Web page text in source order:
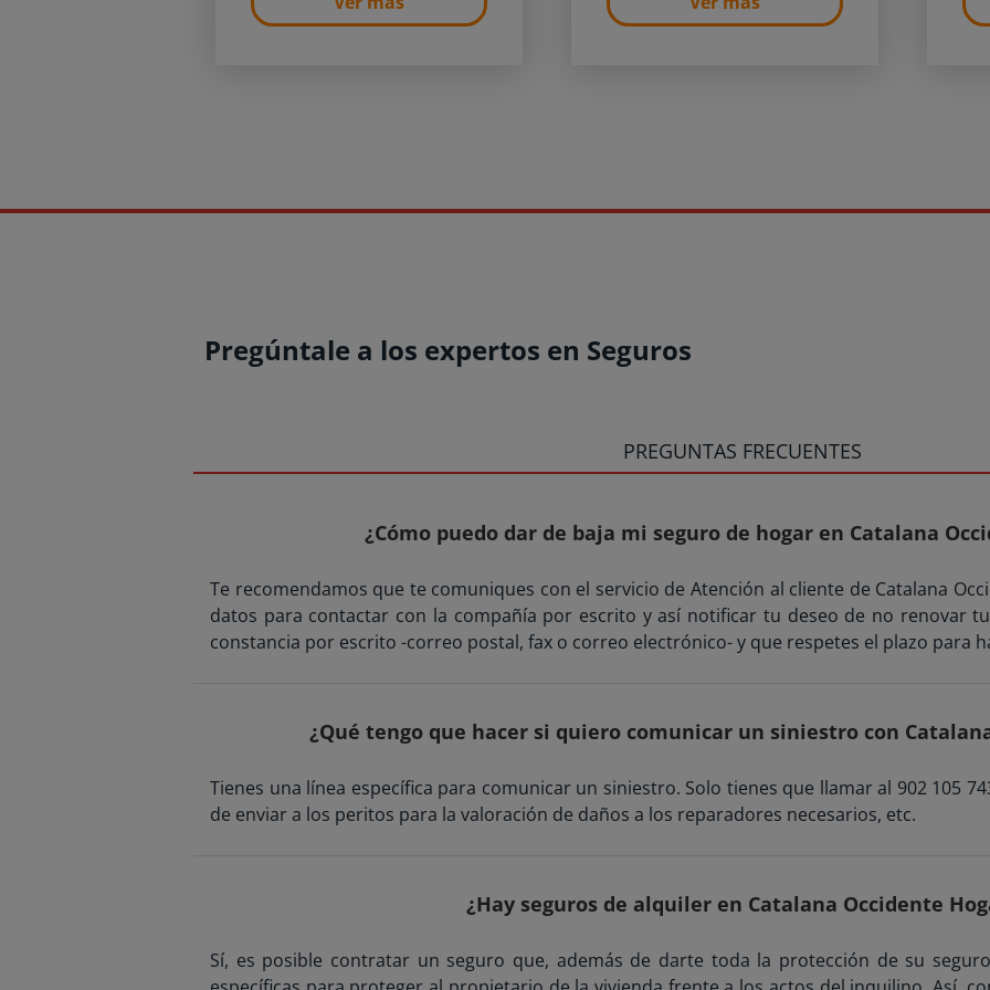
Pregúntale a los expertos en Seguros
PREGUNTAS FRECUENTES
¿Cómo puedo dar de baja mi seguro de hogar en Catalana
Te recomendamos que te comuniques con el servicio de Atención al cliente de Catalana
datos para contactar con la compañía por escrito y así notificar tu deseo de no renovar
constancia por escrito -correo postal, fax o correo electrónico- y que respetes el plazo para
¿Qué tengo que hacer si quiero comunicar un siniestro con
Tienes una línea específica para comunicar un siniestro. Solo tienes que llamar al 902 105
de enviar a los peritos para la valoración de daños a los reparadores necesarios, etc.
¿Hay seguros de alquiler en Catalana Occidente
Sí, es posible contratar un seguro que, además de darte toda la protección de su